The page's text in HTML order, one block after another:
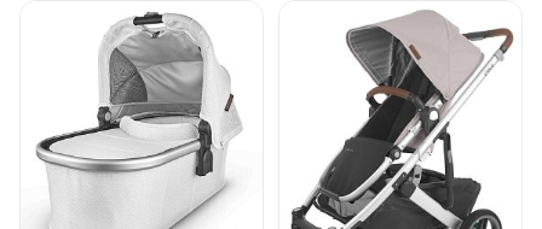
● в наличии ● в наличии